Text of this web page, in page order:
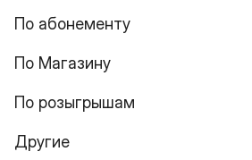
По абонементу
По Магазину
По розыгрышам
Другие